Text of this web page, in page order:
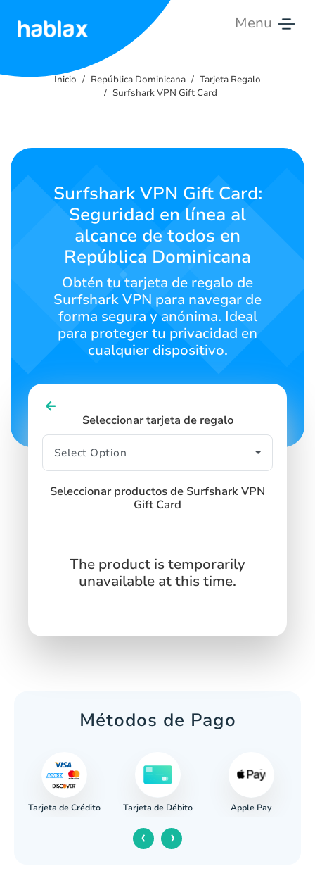
Menu
Tarifas
Español
SIGN UP
Inicio República Dominicana
Tarjeta Regalo
Surfshark VPN Gift Card
Surfshark VPN Gift Card:
Seguridad en línea al
alcance de todos en
República Dominicana
Obtén tu tarjeta de regalo de
Surfshark VPN para navegar de
forma segura y anónima. Ideal
para proteger tu privacidad en
cualquier dispositivo.
Seleccionar tarjeta de regalo
Seleccionar productos de Surfshark VPN
Gift Card
The product is temporarily
unavailable at this time.
Métodos de Pago
Tarjeta de Crédito Tarjeta de Débito Apple Pay
‹ ›